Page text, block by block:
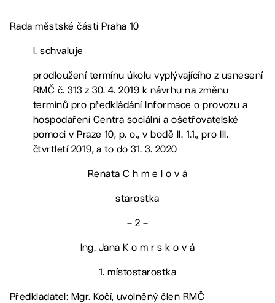
Rada městské části Praha 10
I. schvaluje
prodloužení termínu úkolu vyplývajícího z usnesení
RMČ č. 313 z 30. 4. 2019 k návrhu na změnu
termínů pro předkládání Informace o provozu a
hospodaření Centra sociální a ošetřovatelské
pomoci v Praze 10, p. o., v bodě II. 1.1., pro III.
čtvrtletí 2019, a to do 31. 3. 2020
Renata C h m e l o v á
starostka
– 2 –
Ing. Jana K o m r s k o v á
1. místostarostka
Předkladatel: Mgr. Kočí, uvolněný člen RMČ